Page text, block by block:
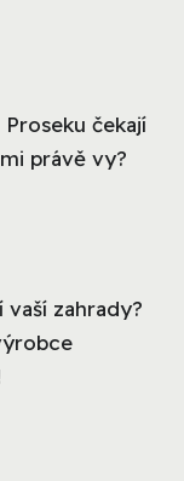
Proseku čekají
právě vy?
zahrady?